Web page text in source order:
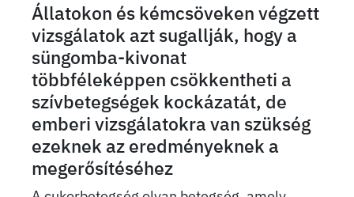
Állatokon és kémcsöveken végzett
vizsgálatok azt sugallják, hogy a
süngomba-kivonat
többféleképpen csökkentheti a
szívbetegségek kockázatát, de
emberi vizsgálatokra van szükség
ezeknek az eredményeknek a
megerősítéséhez